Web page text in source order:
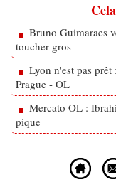
Bruno Guimaraes
toucher gros
Lyon n'est pas prêt
Prague - OL
Mercato OL :
pique